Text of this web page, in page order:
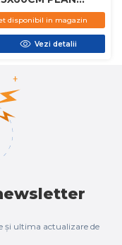
disponibil in magazin
Vezi detalii
și ultima actualizare de